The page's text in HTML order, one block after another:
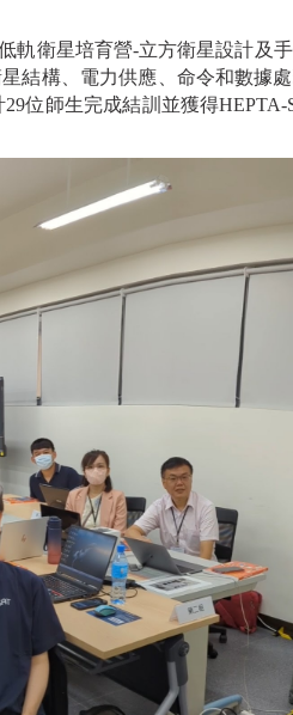
軌衛星培育營-立方衛星設計及
結構、電力供應、命令和數據
位師生完成結訓並獲得HEPTA-